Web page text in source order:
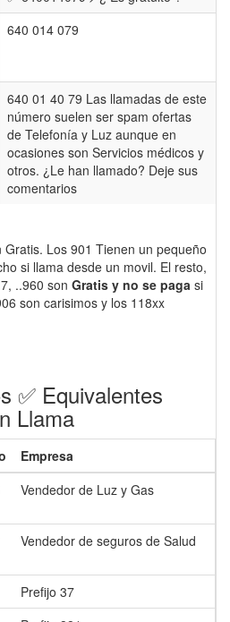
640 014 079
640 01 40 79 Las llamadas de este
número suelen ser spam ofertas
de Telefonía y Luz aunque en
ocasiones son Servicios médicos y
otros. ¿Le han llamado? Deje sus
comentarios
Los 901 Tienen un pequeño
si llama desde un movil. El resto,
..960 son Gratis y no se paga si
son carisimos y los 118xx
✅ Equivalentes
Llama
Empresa
Vendedor de Luz y Gas
Vendedor de seguros de Salud
Prefijo 37